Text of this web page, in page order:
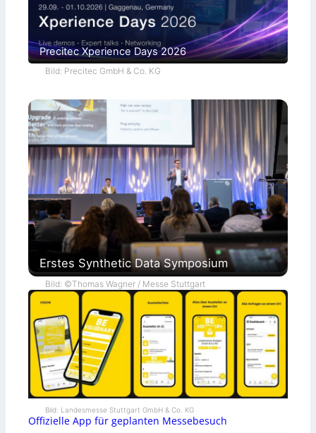
Precitec Xperience Days 2026
Bild: Precitec GmbH & Co. KG
Erstes Synthetic Data Symposium
Bild: ©Thomas Wagner / Messe Stuttgart
Bild: Landesmesse Stuttgart GmbH & Co. KG
Offizielle App für geplanten Messebesuch